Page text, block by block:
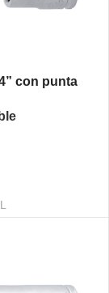
con punta